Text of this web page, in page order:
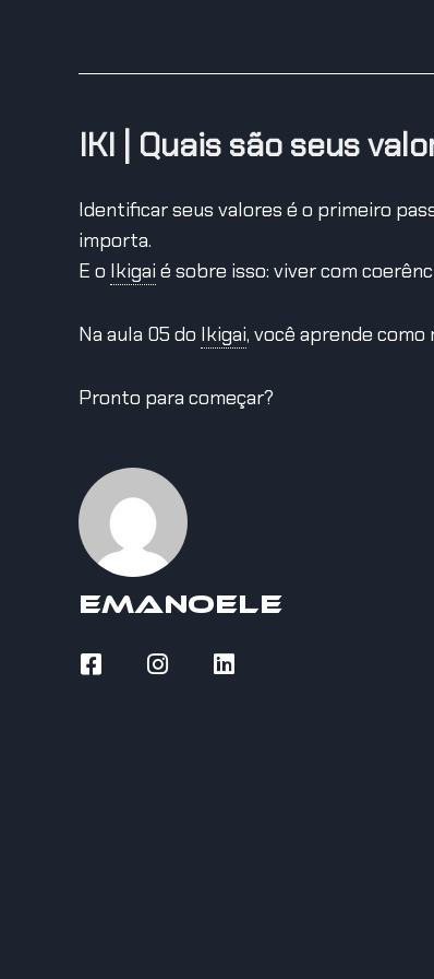
IKI | Quais são seus
Identificar seus valores é o primeiro
importa.
E o Ikigai é sobre isso: viver com
Na aula 05 do Ikigai, você aprende
Pronto para começar?
Emanoele